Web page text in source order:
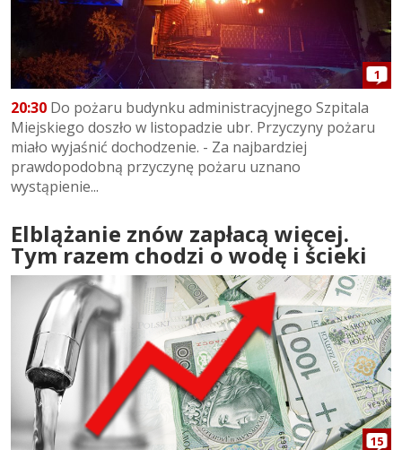
1
20:30 Do pożaru budynku administracyjnego Szpitala
Miejskiego doszło w listopadzie ubr. Przyczyny pożaru
miało wyjaśnić dochodzenie. - Za najbardziej
prawdopodobną przyczynę pożaru uznano
wystąpienie...
Elblążanie znów zapłacą więcej.
Tym razem chodzi o wodę i ścieki
15